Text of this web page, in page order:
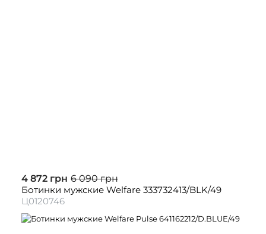
4 872 грн 6 090 грн
Ботинки мужские Welfare 333732413/BLK/49
Ц0120746